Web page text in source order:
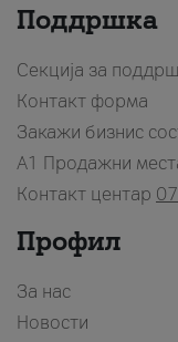
Поддршка
Секција за
Контакт форма
Закажи бизнис
A1 Продажни
Контакт центар
Профил
За нас
Новости